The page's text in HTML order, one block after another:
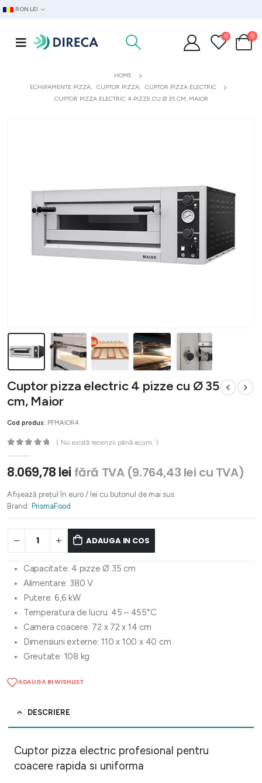
RON LEI
0 0
HOME
ECHIPAMENTE PIZZA, CUPTOR PIZZA,
CUPTOR PIZZA ELECTRIC
CUPTOR PIZZA ELECTRIC 4 PIZZE CU Ø 35 CM, MAIOR
Cuptor pizza electric 4 pizze cu Ø 35
cm, Maior
Cod produs: PFMAIOR4
( Nu există recenzii până acum. )
8.069,78 lei fără TVA (9.764,43 lei cu TVA)
Afișează prețul în euro / lei cu butonul de mai sus
Brand: PrismaFood
ADAUGA IN COS
Capacitate: 4 pizze Ø 35 cm
Alimentare: 380 V
Putere: 6,6 kW
Temperatura de lucru: 45 – 455°C
Camera coacere: 72 x 72 x 14 cm
Dimensiuni externe: 110 x 100 x 40 cm
Greutate: 108 kg
ADAUGA IN WISHLIST
DESCRIERE
Cuptor pizza electric profesional pentru
coacere rapida si uniforma